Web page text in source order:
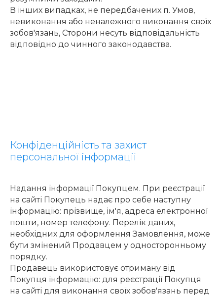
В інших випадках, не передбачених п. Умов,
невиконання або неналежного виконання своїх
зобов'язань, Сторони несуть відповідальність
відповідно до чинного законодавства.
Конфіденційність та захист
персональної інформації
Надання інформації Покупцем. При реєстрації
на сайті Покупець надає про себе наступну
інформацію: прізвище, ім'я, адреса електронної
пошти, номер телефону. Перелік даних,
необхідних для оформлення Замовлення, може
бути змінений Продавцем у односторонньому
порядку.
Продавець використовує отриману від
Покупця інформацію: для реєстрації Покупця
на сайті для виконання своїх зобов'язань перед